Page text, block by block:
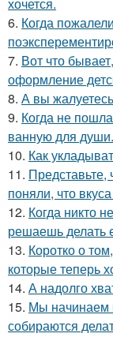
6. Когда
7. Вот что
оформление
8. А вы
9. Когда не
ванную для души.
10. Как
11. Представьте,
поняли, что
12. Когда никто
решаешь делать
13. Коротко о
которые теперь
14. А надолго
15. Мы начинаем
собираются